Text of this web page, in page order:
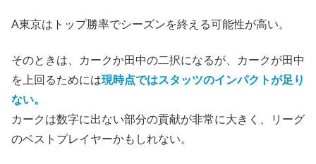
A東京はトップ勝率でシーズンを終える可能性が高い。
そのときは、カークか田中の二択になるが、カークが田中
を上回るためには現時点ではスタッツのインパクトが足り
ない。
カークは数字に出ない部分の貢献が非常に大きく、リーグ
のベストプレイヤーかもしれない。